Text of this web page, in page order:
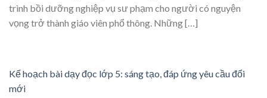
trình bồi dưỡng nghiệp vụ sư phạm cho người có nguyện
vọng trở thành giáo viên phổ thông. Những […]
Kế hoạch bài dạy đọc lớp 5: sáng tạo, đáp ứng yêu cầu đổi
mới